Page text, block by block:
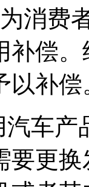
消费
补偿
以补偿
车产
要更